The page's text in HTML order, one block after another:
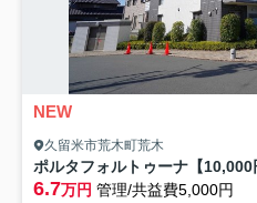
NEW
久留米市荒木町荒木
6.7万円 管理/共益費5,000円